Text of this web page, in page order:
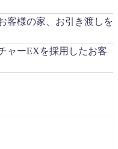
客様の家、お引き渡しを
ャーEXを採用したお客